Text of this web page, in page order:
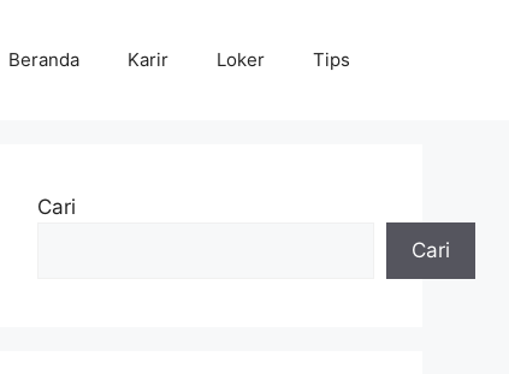
Beranda Karir Loker Tips
Cari
Cari